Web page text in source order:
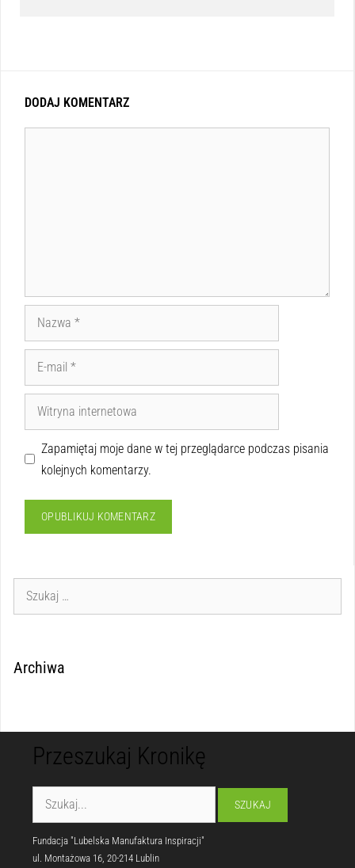
DODAJ KOMENTARZ
Zapamiętaj moje dane w tej przeglądarce podczas pisania
kolejnych komentarzy.
Archiwa
Przeszukaj Kronikę
Fundacja "Lubelska Manufaktura Inspiracji"
ul. Montażowa 16, 20-214 Lublin